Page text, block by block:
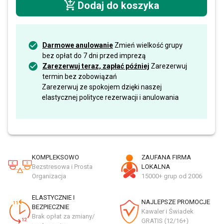
Dodaj do koszyka
Darmowe anulowanie Zmień wielkość grupy
bez opłat do 7 dni przed imprezą
Zarezerwuj teraz, zapłać później Zarezerwuj
termin bez zobowiązań
Zarezerwuj ze spokojem dzięki naszej
elastycznej polityce rezerwacji i anulowania
KOMPLEKSOWO
Bezstresowa i Prosta
Organizacja
ZAUFANA FIRMA
LOKALNA
15000+ grup od 2006
ELASTYCZNIE I
BEZPIECZNIE
Brak opłat za zmiany/
NAJLEPSZE PROMOCJE
Kawaler i Świadek
GRATIS (12/16+)